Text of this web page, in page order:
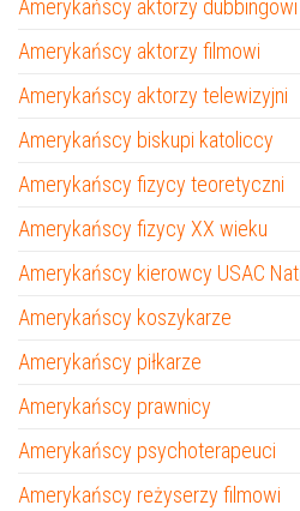
Amerykańscy aktorzy dubbingowi
Amerykańscy aktorzy filmowi
Amerykańscy aktorzy telewizyjni
Amerykańscy biskupi katoliccy
Amerykańscy fizycy teoretyczni
Amerykańscy fizycy XX wieku
Amerykańscy kierowcy USAC
Amerykańscy koszykarze
Amerykańscy piłkarze
Amerykańscy prawnicy
Amerykańscy psychoterapeuci
Amerykańscy reżyserzy filmowi